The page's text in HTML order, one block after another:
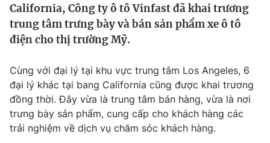
Thế giới
Tin tức
Câu chuyện quốc tế
Kinh tế
Tài chính
Thị trường
Góc doanh nghiệp
Dữ liệu và đời sống
Truyền hình
California, Công ty ô tô Vinfast đã khai trương
trung tâm trưng bày và bán sản phẩm xe ô tô
điện cho thị trường Mỹ.
Cùng với đại lý tại khu vực trung tâm Los Angeles, 6
đại lý khác tại bang California cũng được khai trương
đồng thời. Đây vừa là trung tâm bán hàng, vừa là nơi
trưng bày sản phẩm, cung cấp cho khách hàng các
trải nghiệm về dịch vụ chăm sóc khách hàng.